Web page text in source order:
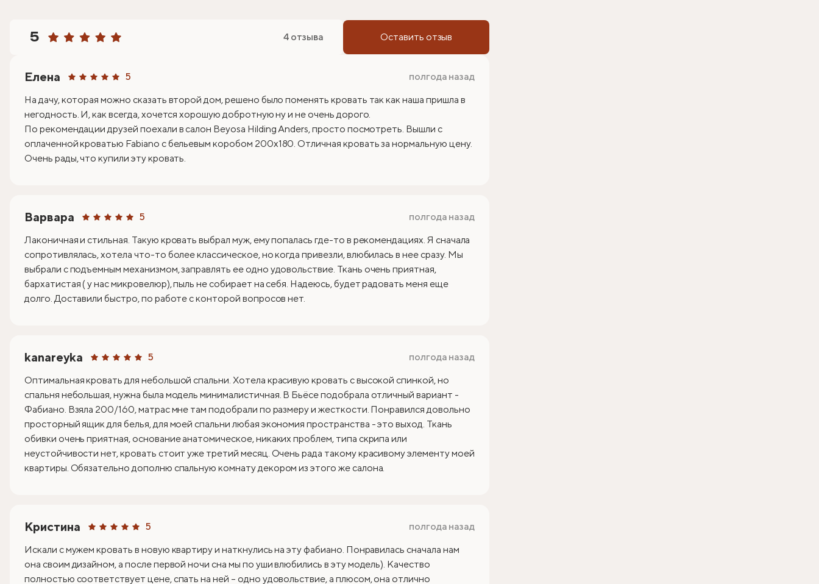
5 4 отзыва Оставить отзыв
Елена 5
полгода назад
На дачу, которая можно сказать второй дом, решено было поменять кровать так как наша пришла в
негодность. И, как всегда, хочется хорошую добротную ну и не очень дорого.
По рекомендации друзей поехали в салон Beyosa Hilding Anders, просто посмотреть. Вышли с
оплаченной кроватью Fabiano с бельевым коробом 200х180. Отличная кровать за нормальную цену.
Очень рады, что купили эту кровать.
Варвара 5
полгода назад
Лаконичная и стильная. Такую кровать выбрал муж, ему попалась где-то в рекомендациях. Я сначала
сопротивлялась, хотела что-то более классическое, но когда привезли, влюбилась в нее сразу. Мы
выбрали с подъемным механизмом, заправлять ее одно удовольствие. Ткань очень приятная,
бархатистая ( у нас микровелюр), пыль не собирает на себя. Надеюсь, будет радовать меня еще
долго. Доставили быстро, по работе с конторой вопросов нет.
kanareyka 5
полгода назад
Оптимальная кровать для небольшой спальни. Хотела красивую кровать с высокой спинкой, но
спальня небольшая, нужна была модель минималистичная. В Бьёсе подобрала отличный вариант -
Фабиано. Взяла 200/160, матрас мне там подобрали по размеру и жесткости. Понравился довольно
просторный ящик для белья, для моей спальни любая экономия пространства - это выход. Ткань
обивки очень приятная, основание анатомическое, никаких проблем, типа скрипа или
неустойчивости нет, кровать стоит уже третий месяц. Очень рада такому красивому элементу моей
квартиры. Обязательно дополню спальную комнату декором из этого же салона.
Кристина 5
полгода назад
Искали с мужем кровать в новую квартиру и наткнулись на эту фабиано. Понравилась сначала нам
она своим дизайном, а после первой ночи сна мы по уши влюбились в эту модель). Качество
полностью соответствует цене, спать на ней – одно удовольствие, а плюсом, она отлично